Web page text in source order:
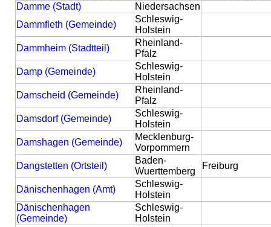
Damme (Stadt)
Niedersachsen
Dammfleth (Gemeinde)
Schleswig-
Holstein
Dammheim (Stadtteil)
Rheinland-
Pfalz
Damp (Gemeinde)
Schleswig-
Holstein
Damscheid (Gemeinde)
Rheinland-
Pfalz
Damsdorf (Gemeinde)
Schleswig-
Holstein
Damshagen (Gemeinde)
Mecklenburg-
Vorpommern
Dangstetten (Ortsteil)
Baden-
Wuerttemberg
Freiburg
Dänischenhagen (Amt)
Schleswig-
Holstein
Dänischenhagen
(Gemeinde)
Schleswig-
Holstein